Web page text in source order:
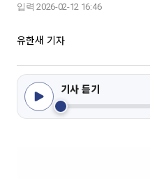
입력 2026-02-12 16:46
유한새 기자
기사 듣기